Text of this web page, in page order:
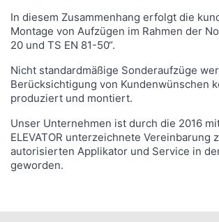
In diesem Zusammenhang erfolgt die
Montage von Aufzügen im Rahmen der
20 und TS EN 81-50“.
Nicht standardmäßige Sonderaufzüge
Berücksichtigung von Kundenwünschen
produziert und montiert.
Unser Unternehmen ist durch die 2016
ELEVATOR unterzeichnete Vereinbarung
autorisierten Applikator und Service in
geworden.